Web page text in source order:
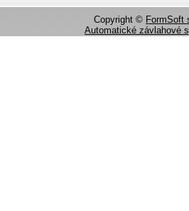
Copyright © FormSoft
Automatické závlahové